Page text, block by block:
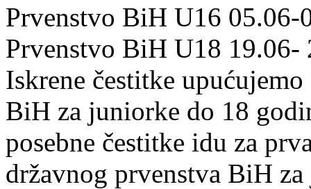
Prvenstvo BiH U16
Prvenstvo BiH U18
Iskrene čestitke
BiH za juniorke do 18
posebne čestitke idu za
državnog prvenstva BiH